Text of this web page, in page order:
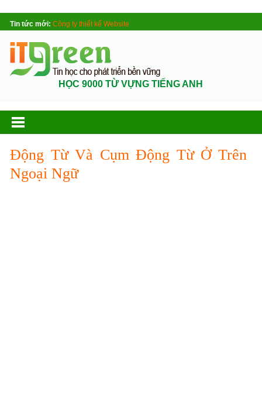
Tin tức mới: Công ty thiết kế Website
HỌC 9000 TỪ VỰNG TIẾNG ANH
Động Từ Và Cụm Động Từ Ở Trên
Ngoại Ngữ